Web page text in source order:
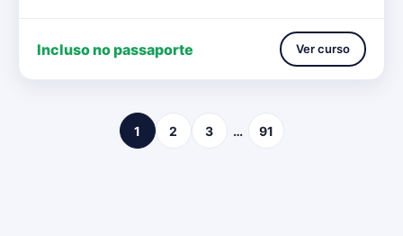
Incluso no passaporte Ver curso
1 2 3 … 91